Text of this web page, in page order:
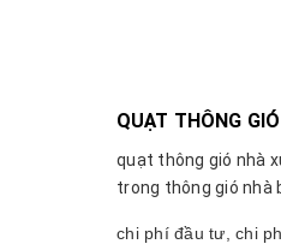
QUẠT THÔNG
quạt thông gió nhà
trong thông gió nhà
chi phí đầu tư, chi